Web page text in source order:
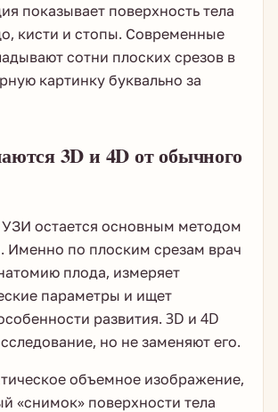
показывает поверхность тела
кисти и стопы. Современные
сотни плоских срезов в
картинку буквально за
3D и 4D от обычного
остается основным методом
Именно по плоским срезам врач
плода, измеряет
параметры и ищет
развития. 3D и 4D
но не заменяют его.
объемное изображение,
«снимок» поверхности тела